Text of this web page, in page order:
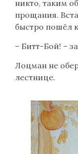
никто, таким
прощания.
быстро пошёл
– Битт-Бой! –
Лоцман не
лестнице.